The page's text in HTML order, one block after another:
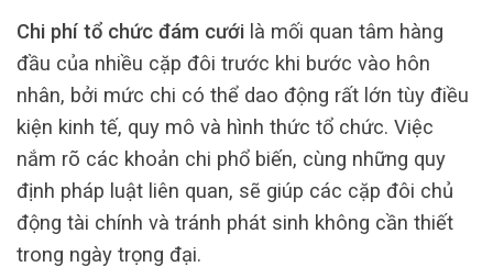
Chi phí tổ chức đám cưới là mối quan tâm hàng
đầu của nhiều cặp đôi trước khi bước vào hôn
nhân, bởi mức chi có thể dao động rất lớn tùy điều
kiện kinh tế, quy mô và hình thức tổ chức. Việc
nắm rõ các khoản chi phổ biến, cùng những quy
định pháp luật liên quan, sẽ giúp các cặp đôi chủ
động tài chính và tránh phát sinh không cần thiết
trong ngày trọng đại.